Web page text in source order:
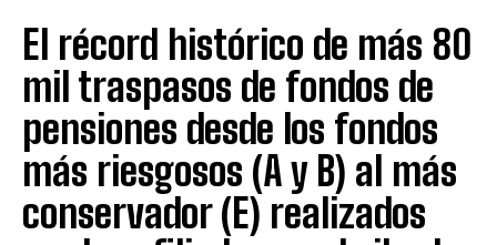
El récord histórico de más 80
mil traspasos de fondos de
pensiones desde los fondos
más riesgosos (A y B) al más
conservador (E) realizados